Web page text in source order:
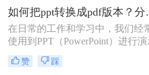
重要作用。PPT因其强大的演示功
而备受青睐，而PDF则以其良好
容性和稳定性，在文件共享、打
归档方面表现出色。因此，将
换成PDF成为许多用户在工作和
中的常见需求。本文将详细介绍
如何把
在日常的工作和学习中，我们经
使用到PPT（PowerPoint）进行演
报告。然而，有时我们可能需要将
PPT文件转换成PDF版本，以便于
赞 踩